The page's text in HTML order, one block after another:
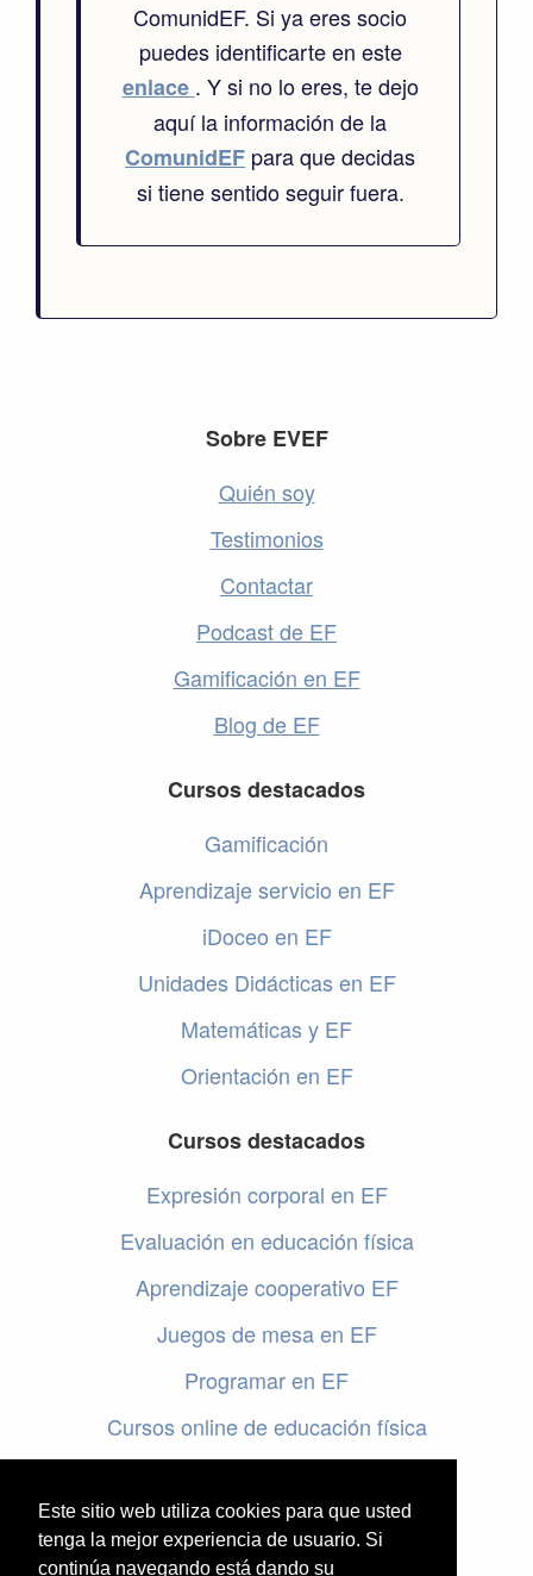
Este sitio web utiliza cookies para que usted
tenga la mejor experiencia de usuario. Si
continúa navegando está dando su
ComunidEF. Si ya eres socio
puedes identificarte en este
enlace . Y si no lo eres, te dejo
aquí la información de la
ComunidEF para que decidas
si tiene sentido seguir fuera.
Sobre EVEF
Quién soy
Testimonios
Contactar
Podcast de EF
Gamificación en EF
Blog de EF
Cursos destacados
Gamificación
Aprendizaje servicio en EF
iDoceo en EF
Unidades Didácticas en EF
Matemáticas y EF
Orientación en EF
Cursos destacados
Expresión corporal en EF
Evaluación en educación física
Aprendizaje cooperativo EF
Juegos de mesa en EF
Programar en EF
Cursos online de educación física
Evaluación en educación física